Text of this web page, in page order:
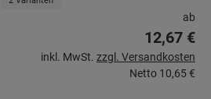
ab
12,67 €
inkl. MwSt. zzgl. Versandkosten
Netto 10,65 €